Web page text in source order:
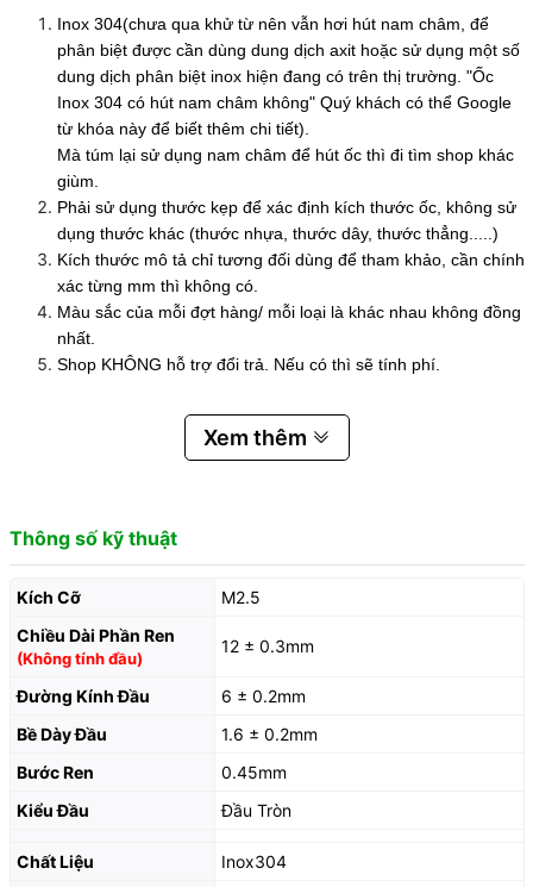
Inox 304(chưa qua khử từ nên vẫn hơi hút nam châm, để
phân biệt được cần dùng dung dịch axit hoặc sử dụng một số
dung dịch phân biệt inox hiện đang có trên thị trường. "Ốc
Inox 304 có hút nam châm không" Quý khách có thể Google
từ khóa này để biết thêm chi tiết).
Mà túm lại sử dụng nam châm để hút ốc thì đi tìm shop khác
giùm.
Phải sử dụng thước kẹp để xác định kích thước ốc, không sử
dụng thước khác (thước nhựa, thước dây, thước thẳng.....)
Kích thước mô tả chỉ tương đối dùng để tham khảo, cần chính
xác từng mm thì không có.
Màu sắc của mỗi đợt hàng/ mỗi loại là khác nhau không đồng
nhất.
Shop KHÔNG hỗ trợ đổi trả. Nếu có thì sẽ tính phí.
Xem thêm
Thông số kỹ thuật
Kích Cỡ
M2.5
Chiều Dài Phần Ren
(Không tính đầu)
12 ± 0.3mm
Đường Kính Đầu
6 ± 0.2mm
Bề Dày Đầu
1.6 ± 0.2mm
Bước Ren
0.45mm
Kiểu Đầu
Đầu Tròn
Chất Liệu
Inox304